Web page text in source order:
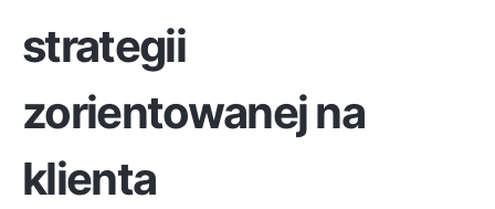
strategii
zorientowanej na
klienta